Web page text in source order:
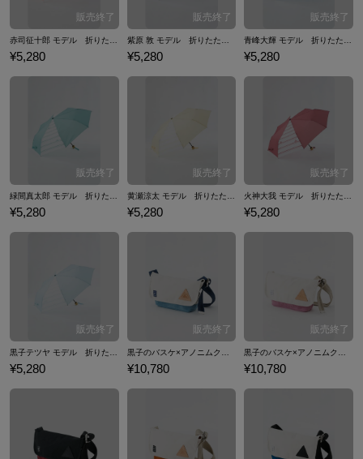
¥5,280 ¥5,280 ¥5,280
緑間真太郎 モデル 折りたたみ傘 傘 黒子のバスケ
¥5,280
黄瀬涼太 モデル 折りたたみ傘 傘 黒子のバスケ
¥5,280
火神大我 モデル 折りたたみ傘 傘 黒子のバスケ
¥5,280
¥5,280 ¥10,780 ¥10,780